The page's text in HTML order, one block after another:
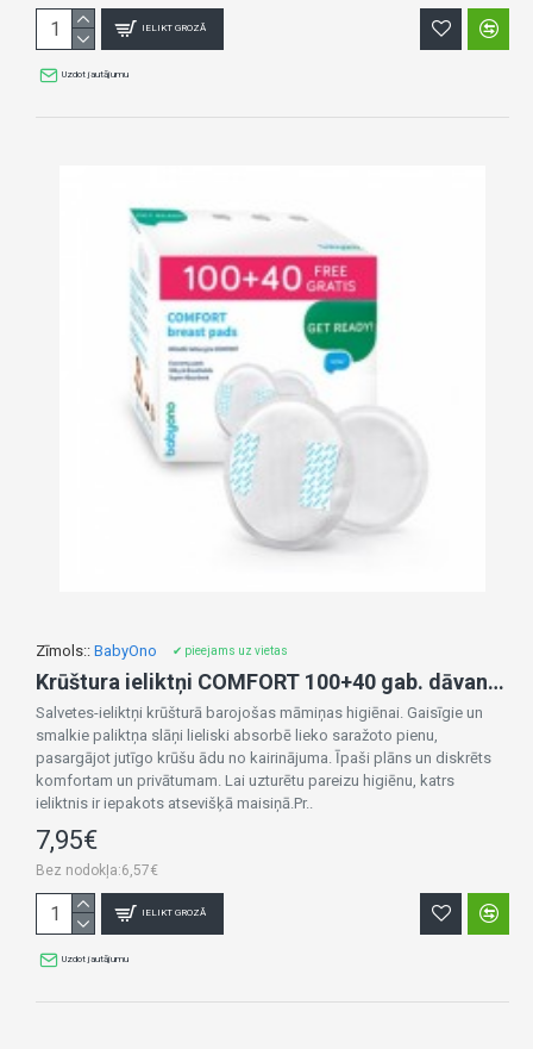
IELIKT GROZĀ
Uzdot jautājumu
Zīmols:: BabyOno ✔ pieejams uz vietas
Krūštura ieliktņi COMFORT 100+40 gab. dāvanā, 296/140
Salvetes-ieliktņi krūšturā barojošas māmiņas higiēnai. Gaisīgie un
smalkie paliktņa slāņi lieliski absorbē lieko saražoto pienu,
pasargājot jutīgo krūšu ādu no kairinājuma. Īpaši plāns un diskrēts
komfortam un privātumam. Lai uzturētu pareizu higiēnu, katrs
ieliktnis ir iepakots atsevišķā maisiņā.Pr..
7,95€
Bez nodokļa:6,57€
IELIKT GROZĀ
Uzdot jautājumu